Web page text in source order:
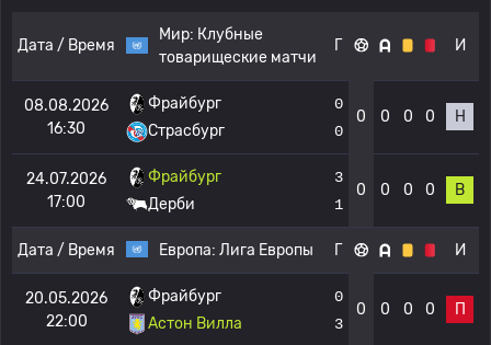
Дата / Время
Мир: Клубные
товарищеские матчи
Г И
08.08.2026
16:30
Фрайбург
Страсбург
0
0
0 0 0 0 Н
24.07.2026
17:00
Фрайбург
Дерби
3
1
0 0 0 0 В
Дата / Время Европа: Лига Европы Г И
20.05.2026
22:00
Фрайбург
Астон Вилла
0
3
0 0 0 0 П